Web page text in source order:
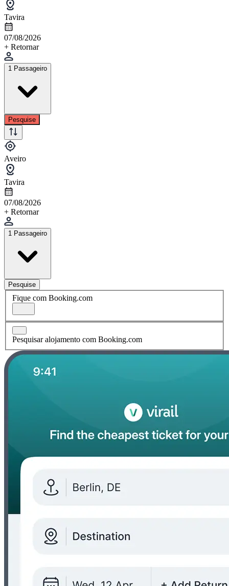
Tavira
07/08/2026
+ Retornar
1 Passageiro
Pesquise
Aveiro
Tavira
07/08/2026
+ Retornar
1 Passageiro
Pesquise
Fique com Booking.com
Pesquisar alojamento com Booking.com